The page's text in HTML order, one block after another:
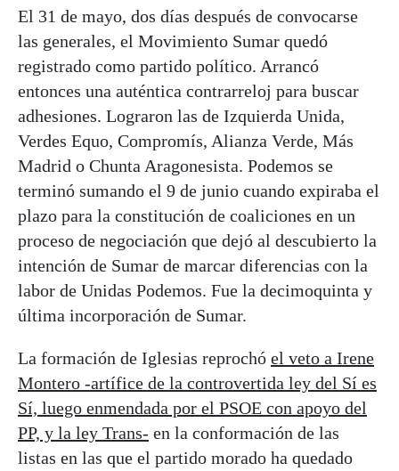
El 31 de mayo, dos días después de convocarse
las generales, el Movimiento Sumar quedó
registrado como partido político. Arrancó
entonces una auténtica contrarreloj para buscar
adhesiones. Lograron las de Izquierda Unida,
Verdes Equo, Compromís, Alianza Verde, Más
Madrid o Chunta Aragonesista. Podemos se
terminó sumando el 9 de junio cuando expiraba el
plazo para la constitución de coaliciones en un
proceso de negociación que dejó al descubierto la
intención de Sumar de marcar diferencias con la
labor de Unidas Podemos. Fue la decimoquinta y
última incorporación de Sumar.
La formación de Iglesias reprochó el veto a Irene
Montero -artífice de la controvertida ley del Sí es
Sí, luego enmendada por el PSOE con apoyo del
PP, y la ley Trans- en la conformación de las
listas en las que el partido morado ha quedado